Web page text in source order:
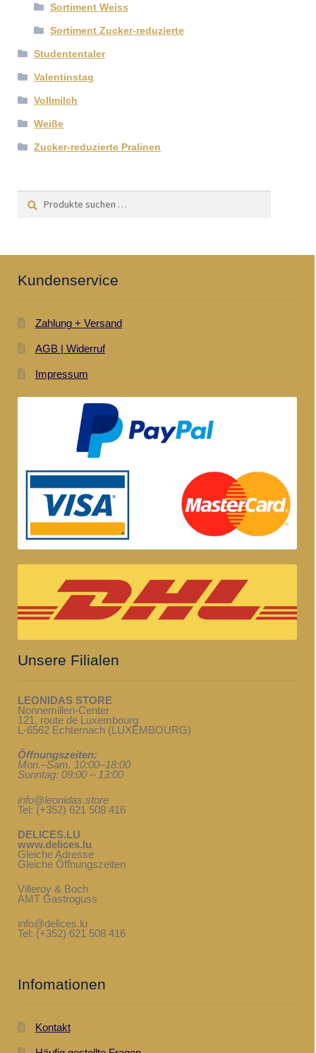
Sortiment Weiss
Sortiment Zucker-reduzierte
Studententaler
Valentinstag
Vollmilch
Weiße
Zucker-reduzierte Pralinen
Suchen
Suchen
Kundenservice
Zahlung + Versand
AGB | Widerruf
Impressum
Unsere Filialen
LEONIDAS STORE
Nonnemillen-Center
121, route de Luxembourg
L-6562 Echternach (LUXEMBOURG)
Öffnungszeiten:
Mon.–Sam. 10:00–18:00
Sonntag: 09:00 – 13:00
info@leonidas.store
Tel: (+352) 621 508 416
DELICES.LU
www.delices.lu
Gleiche Adresse
Gleiche Öffnungszeiten
Villeroy & Boch
AMT Gastroguss
info@delices.lu
Tel: (+352) 621 508 416
Infomationen
Kontakt